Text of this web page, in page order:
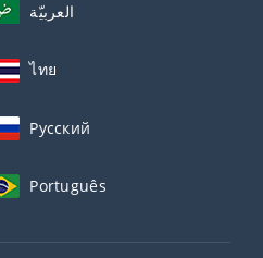
العربيّة
ไทย
Русский
Português